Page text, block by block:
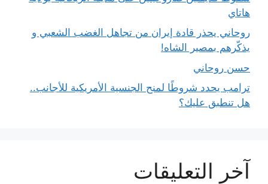
هاتاي
روحاني يحذر قادة إيران من تجاهل الغضب الشعبي و
يذكّرهم بمصير الشاه!
حسن روحاني
ترامب يحدد شروطًا لمنح الجنسية الأمريكية للأجانب..
هل تنطبق عليك؟
آخر التعليقات